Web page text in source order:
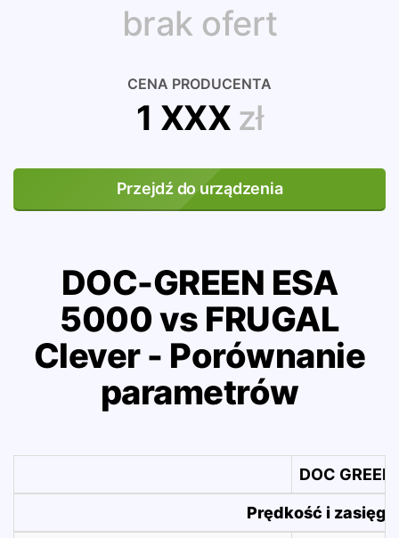
brak ofert
CENA PRODUCENTA
1 XXX zł
Przejdź do urządzenia
DOC-GREEN ESA
5000 vs FRUGAL
Clever - Porównanie
parametrów
DOC
Prędkość i zasięg